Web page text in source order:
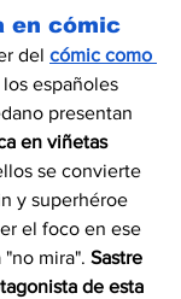
en cómic
del cómic como
los españoles
presentan
en viñetas
se convierte
y superhéroe
el foco en ese
"no mira". Sastre
de esta